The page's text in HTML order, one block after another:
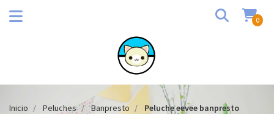
0
Inicio Peluches Banpresto Peluche eevee banpresto